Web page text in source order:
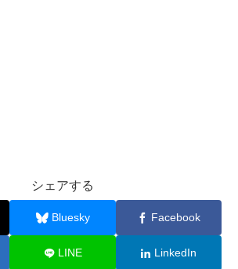
シェアする
Bluesky Facebook
LINE LinkedIn